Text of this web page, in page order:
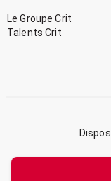
Le Groupe Crit
Talents Crit